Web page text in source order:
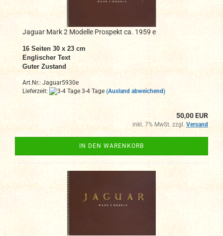
Jaguar Mark 2 Modelle Prospekt ca. 1959 e
16 Seiten 30 x 23 cm
Englischer Text
Guter Zustand
Art.Nr.: Jaguar5930e
Lieferzeit:
3-4 Tage (Ausland abweichend)
50,00 EUR
inkl. 7% MwSt. zzgl. Versand
IN DEN WARENKORB